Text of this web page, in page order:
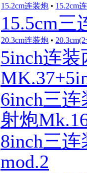
15.2cm连装炮 • 15.2cm
15.5cm三
20.3cm连装炮 •
5inch连
6inch三
射炮
8inch三
mod.2